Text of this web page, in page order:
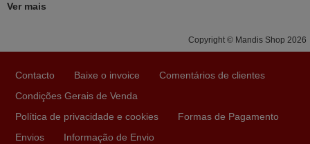
Julho 2025
A funcionar de imediato. 100%. Obrigado
PORTUGAL
Ver mais
Copyright © Mandis Shop 2026
Contacto Baixe o invoice
Comentários de clientes
Condições Gerais de Venda
Política de privacidade e cookies
Formas de Pagamento
Envios
Informação de Envio